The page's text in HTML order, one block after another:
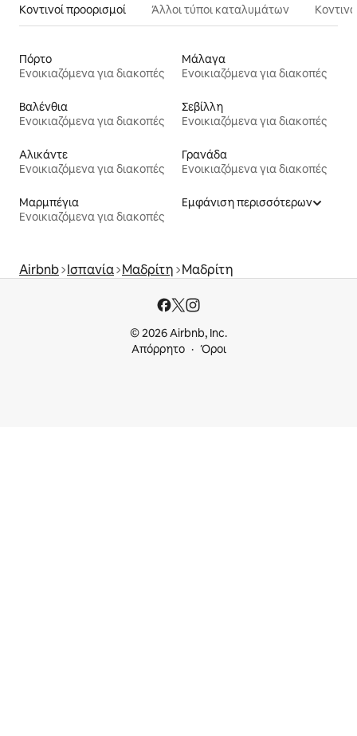
Κοντινοί προορισμοί Άλλοι τύποι καταλυμάτων
Πόρτο
Ενοικιαζόμενα για διακοπές
Μάλαγα
Ενοικιαζόμενα για διακοπές
Βαλένθια
Ενοικιαζόμενα για διακοπές
Σεβίλλη
Ενοικιαζόμενα για διακοπές
Αλικάντε
Ενοικιαζόμενα για διακοπές
Γρανάδα
Ενοικιαζόμενα για διακοπές
Μαρμπέγια
Ενοικιαζόμενα για διακοπές
Εμφάνιση περισσότερων
Airbnb Ισπανία Μαδρίτη Μαδρίτη
© 2026 Airbnb, Inc.
Απόρρητο
Όροι